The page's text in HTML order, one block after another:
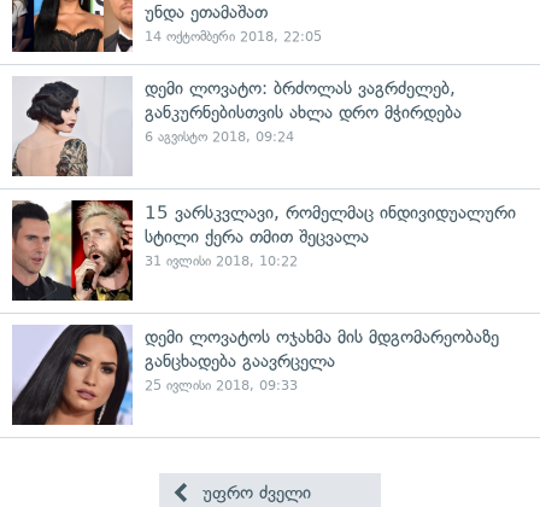
უნდა ეთამაშათ
14 ოქტომბერი 2018, 22:05
დემი ლოვატო: ბრძოლას ვაგრძელებ,
განკურნებისთვის ახლა დრო მჭირდება
6 აგვისტო 2018, 09:24
15 ვარსკვლავი, რომელმაც ინდივიდუალური
სტილი ქერა თმით შეცვალა
31 ივლისი 2018, 10:22
დემი ლოვატოს ოჯახმა მის მდგომარეობაზე
განცხადება გაავრცელა
25 ივლისი 2018, 09:33
უფრო ძველი